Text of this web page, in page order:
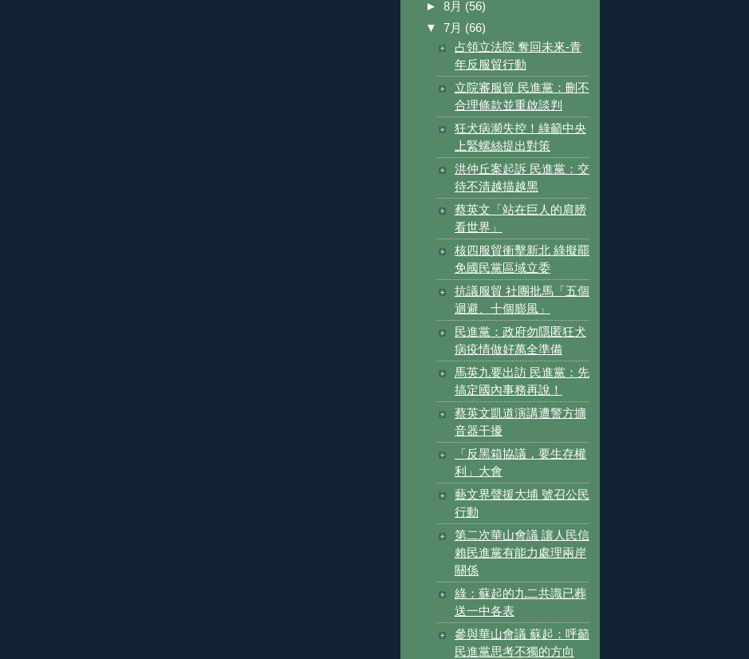
► 8月 (56)
▼ 7月 (66)
占領立法院 奪回未來-青
年反服貿行動
立院審服貿 民進黨：刪不
合理條款並重啟談判
狂犬病瀕失控！綠籲中央
上緊螺絲提出對策
洪仲丘案起訴 民進黨：交
待不清越描越黑
蔡英文「站在巨人的肩膀
看世界」
核四服貿衝擊新北 綠擬罷
免國民黨區域立委
抗議服貿 社團批馬「五個
迴避、十個膨風」
民進黨：政府勿隱匿狂犬
病疫情做好萬全準備
馬英九要出訪 民進黨：先
搞定國內事務再說！
蔡英文凱道演講遭警方擴
音器干擾
「反黑箱協議，要生存權
利」大會
藝文界聲援大埔 號召公民
行動
第二次華山會議 讓人民信
賴民進黨有能力處理兩岸
關係
綠：蘇起的九二共識已葬
送一中各表
參與華山會議 蘇起：呼籲
民進黨思考不獨的方向